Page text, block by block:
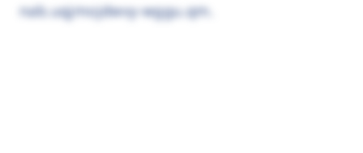
nab.uqjmojdwvy-wggu.qm.